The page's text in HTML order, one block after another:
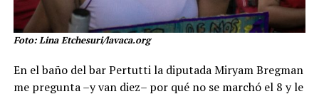
Foto: Lina Etchesuri/lavaca.org
En el baño del bar Pertutti la diputada Miryam Bregman
me pregunta –y van diez– por qué no se marchó el 8 y le